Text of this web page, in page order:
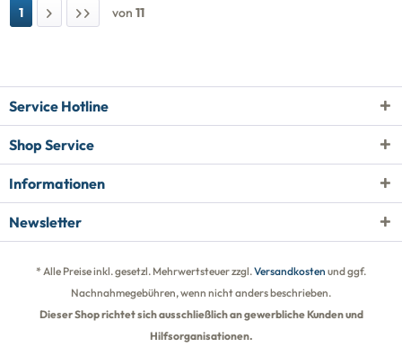
1 von 11
Service Hotline
Shop Service
Informationen
Newsletter
* Alle Preise inkl. gesetzl. Mehrwertsteuer zzgl.Versandkosten und ggf.
Nachnahmegebühren, wenn nicht anders beschrieben.
Dieser Shop richtet sich ausschließlich an gewerbliche Kunden und
Hilfsorganisationen.